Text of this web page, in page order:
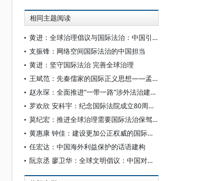
相同主题阅读
黄进：全球治理倡议与国际法治：中国引领全球治理变革的实践探索
支振锋：网络空间国际法治的中国担当
黄进：坚守国际法治 完善全球治理
王斌范：先秦儒家的国际正义思想——孟子与“万民法”
赵永琛：全面推进“一带一路”涉外法治建设论纲
罗欢欣 安科宇：纪念国际法院成立80周年：国际法院的历史沿革及中国的参与和贡献
莫纪宏：推进全球治理需要国际法治保驾护航
黄惠康 钟佳：建设更加公正权威的国际法治
任宏达：中国海外利益保护的话语建构
阮京丞 廖卫华：全球文明倡议：中国对国际法的原创性贡献